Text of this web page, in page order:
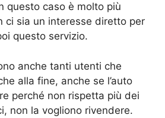
questo caso è molto più
ci sia un interesse diretto per
questo servizio.
anche tanti utenti che
alla fine, anche se l’auto
perché non rispetta più dei
non la vogliono rivendere.